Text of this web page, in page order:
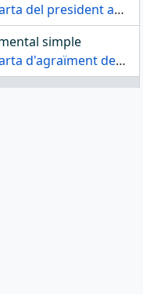
governador civil de la província de Tarragona
simple
al director del Boletín de la Biblioteca Museu Víctor Balaguer
simple